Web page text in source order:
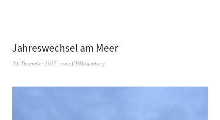
Jahreswechsel am Meer
30. Dezember 2017 von CHMeisenberg